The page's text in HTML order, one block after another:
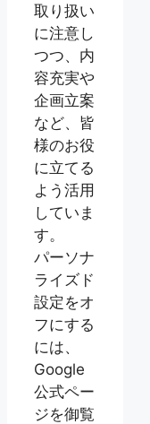
取り扱い
に注意し
つつ、内
容充実や
企画立案
など、皆
様のお役
に立てる
よう活用
していま
す。
パーソナ
ライズド
設定をオ
フにする
には、
Google
公式ペー
ジを御覧